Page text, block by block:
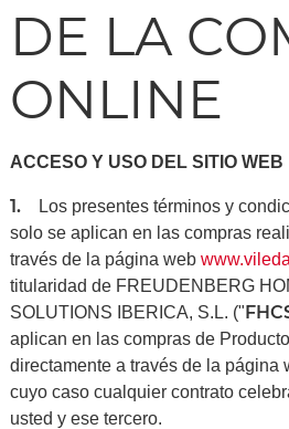
DE LA
ONLINE
ACCESO Y USO DEL SITIO WEB
1. Los presentes términos y
solo se aplican en las compras
través de la página web
titularidad de FREUDENBERG
SOLUTIONS IBERICA, S.L. ("
aplican en las compras de
directamente a través de la página
cuyo caso cualquier contrato
usted y ese tercero.